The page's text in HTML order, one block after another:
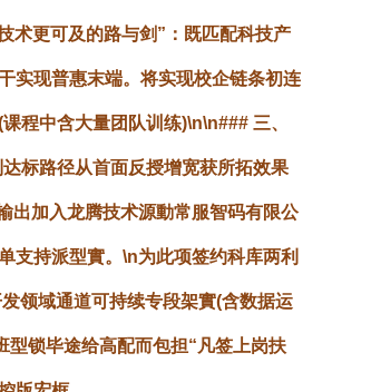
术更可及的路与剑”：既匹配科技产
实现普惠末端。将实现校企链条初连
程中含大量团队训练)\n\n### 三、
标路径从首面反授增宽获所拓效果
出加入龙腾技术源動常服智码有限公
支持派型實。\n为此项签约科库两利
领域通道可持续专段架實(含数据运
锁毕途给高配而包担“凡签上岗扶